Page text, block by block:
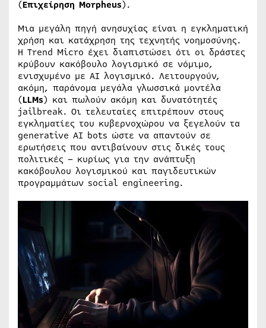
(Επιχείρηση Morpheus).
Μια μεγάλη πηγή ανησυχίας είναι η εγκληματική
χρήση και κατάχρηση της τεχνητής νοημοσύνης.
Η Trend Micro έχει διαπιστώσει ότι οι δράστες
κρύβουν κακόβουλο λογισμικό σε νόμιμο,
ενισχυμένο με AI λογισμικό. Λειτουργούν,
ακόμη, παράνομα μεγάλα γλωσσικά μοντέλα
(LLMs) και πωλούν ακόμη και δυνατότητές
jailbreak. Οι τελευταίες επιτρέπουν στους
εγκληματίες του κυβερνοχώρου να ξεγελούν τα
generative AI bots ώστε να απαντούν σε
ερωτήσεις που αντιβαίνουν στις δικές τους
πολιτικές – κυρίως για την ανάπτυξη
κακόβουλου λογισμικού και παγιδευτικών
προγραμμάτων social engineering.